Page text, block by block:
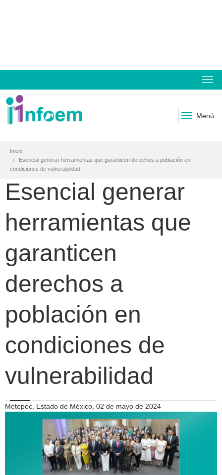
Menú
Inicio
Esencial generar herramientas que garanticen derechos a población en
condiciones de vulnerabilidad
Esencial generar
herramientas que
garanticen
derechos a
población en
condiciones de
vulnerabilidad
Metepec, Estado de México, 02 de mayo de 2024